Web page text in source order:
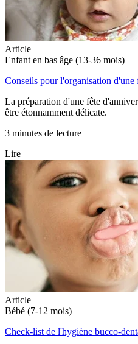
Article
Enfant en bas âge (13-36 mois)
Conseils pour l'organisation d'une
La préparation d'une fête
être étonnamment délicate.
3 minutes de lecture
Lire
Article
Bébé (7-12 mois)
Check-list de l'hygiène bucco-